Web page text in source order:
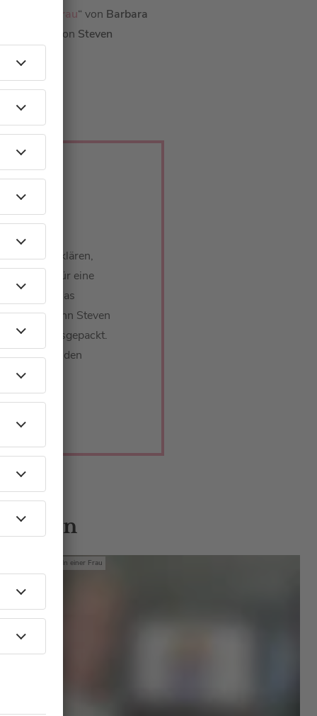
einer Frau“ von Barbara
von Steven
klären,
für eine
über das
fehlen, wenn Steven
ausgepackt.
von „Mit den
Mit den Waffeln einer Frau